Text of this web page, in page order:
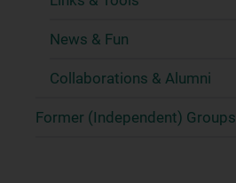
News & Fun
Collaborations & Alumni
Former (Independent) Groups